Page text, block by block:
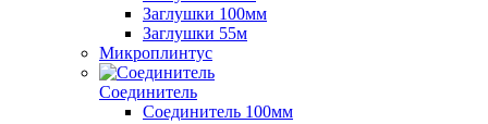
Заглушки 100мм
Заглушки 55м
Микроплинтус
Соединитель
Соединитель 100мм